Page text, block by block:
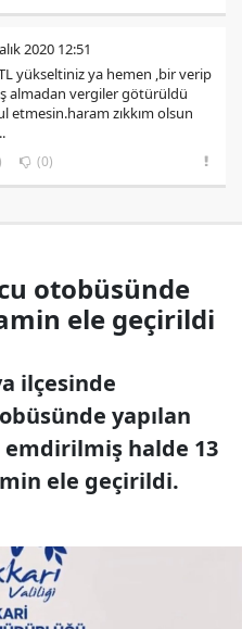
2020 12:51
yükseltiniz ya hemen ,bir verip
almadan vergiler götürüldü
etmesin.haram zıkkım olsun
(0)
otobüsünde
ele geçirildi
ilçesinde
yapılan
halde 13
ele geçirildi.